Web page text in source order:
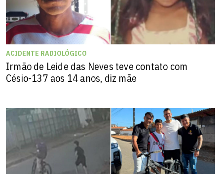
ACIDENTE RADIOLÓGICO
Irmão de Leide das Neves teve contato com
Césio-137 aos 14 anos, diz mãe